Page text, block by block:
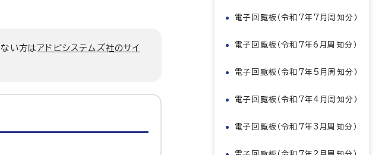
ない方はアドビシステムズ社のサイ
電子回覧板（令和7年7月周知分）
電子回覧板（令和7年6月周知分）
電子回覧板（令和7年5月周知分）
電子回覧板（令和7年4月周知分）
電子回覧板（令和7年3月周知分）